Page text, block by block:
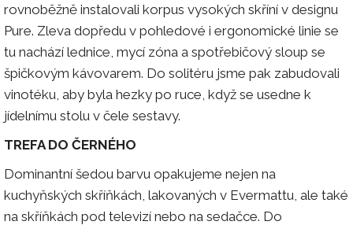
rovnoběžně instalovali korpus vysokých skříní v designu
Pure. Zleva dopředu v pohledové i ergonomické linie se
tu nachází lednice, mycí zóna a spotřebičový sloup se
špičkovým kávovarem. Do solitéru jsme pak zabudovali
vinotéku, aby byla hezky po ruce, když se usedne k
jídelnímu stolu v čele sestavy.
TREFA DO ČERNÉHO
Dominantní šedou barvu opakujeme nejen na
kuchyňských skříňkách, lakovaných v Evermattu, ale také
na skříňkách pod televizí nebo na sedačce. Do